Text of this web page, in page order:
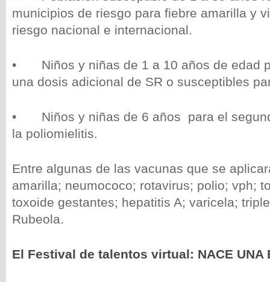
municipios de riesgo para fiebre amarilla y
riesgo nacional e internacional.
• Niños y niñas de 1 a 10 años de edad
una dosis adicional de SR o susceptibles
• Niños y niñas de 6 años para el
la poliomielitis.
Entre algunas de las vacunas que se
amarilla; neumococo; rotavirus; polio; vph;
toxoide gestantes; hepatitis A; varicela;
Rubeola.
El Festival de talentos virtual: NACE UNA